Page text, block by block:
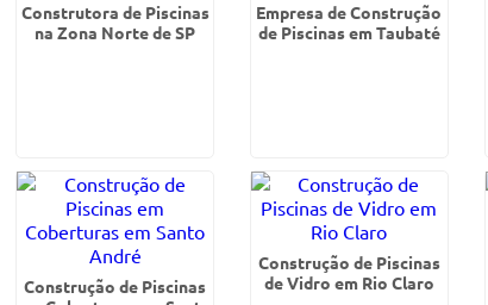
Construtora de Piscinas
na Zona Norte de SP
Empresa de Construção
de Piscinas em Taubaté
Construção de Piscinas
Construção de Piscinas
de Vidro em Rio Claro